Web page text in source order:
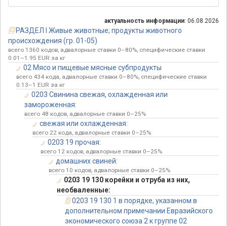
актуальность информации: 06.08.2026
РАЗДЕЛ I Живые животные; продукты животного
происхождения (гр. 01-05)
всего 1360 кодов, адвалорные ставки 0–80%, специфические ставки
0.01–1.95 EUR за кг
02 Мясо и пищевые мясные субпродукты
всего 434 кода, адвалорные ставки 0–80%, специфические ставки
0.13–1 EUR за кг
0203 Свинина свежая, охлажденная или
замороженная:
всего 48 кодов, адвалорные ставки 0–25%
свежая или охлажденная:
всего 22 кода, адвалорные ставки 0–25%
0203 19 прочая:
всего 12 кодов, адвалорные ставки 0–25%
домашних свиней:
всего 10 кодов, адвалорные ставки 0–25%
0203 19 130 корейки и отруба из них,
необваленные:
0203 19 130 1 в порядке, указанном в
дополнительном примечании Евразийского
экономического союза 2 к группе 02